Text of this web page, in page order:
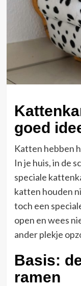
goed
Katten hebben
In je huis, in de
speciale
katten houden
toch een
open en wees
ander plekje
Basis:
ramen